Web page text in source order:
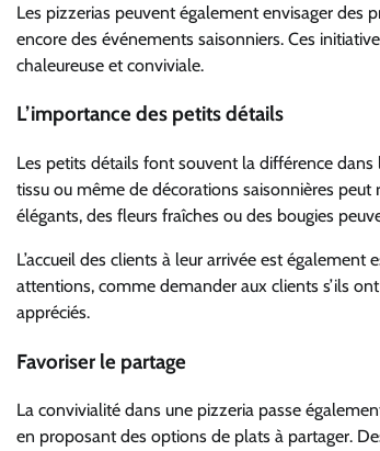
Les pizzerias peuvent également envisager des
encore des événements saisonniers. Ces
chaleureuse et conviviale.
L’importance des petits détails
Les petits détails font souvent la différence dans
tissu ou même de décorations saisonnières
élégants, des fleurs fraîches ou des bougies
L’accueil des clients à leur arrivée est
attentions, comme demander aux clients s’ils
appréciés.
Favoriser le partage
La convivialité dans une pizzeria passe
en proposant des options de plats à partager.